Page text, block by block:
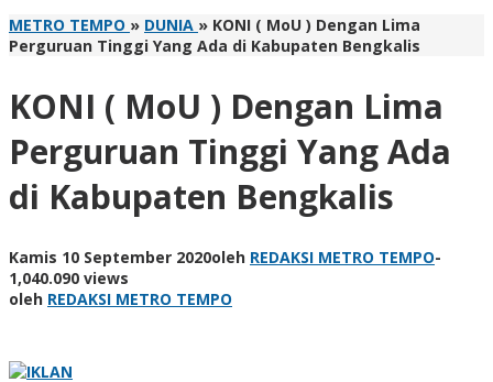
METRO TEMPO » DUNIA » KONI ( MoU ) Dengan Lima
Perguruan Tinggi Yang Ada di Kabupaten Bengkalis
KONI ( MoU ) Dengan Lima
Perguruan Tinggi Yang Ada
di Kabupaten Bengkalis
Kamis 10 September 2020oleh REDAKSI METRO TEMPO-
1,040.090 views
oleh REDAKSI METRO TEMPO